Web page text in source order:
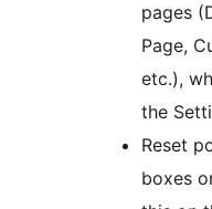
pages
Page,
etc.),
the
Reset
boxes